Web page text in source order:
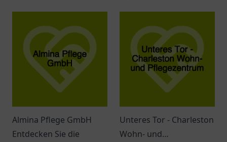
Almina Pflege GmbH
Entdecken Sie die
Unteres Tor - Charleston
Wohn- und